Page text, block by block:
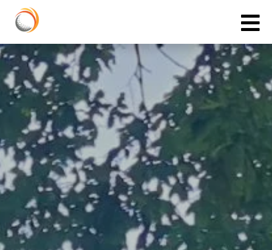
Cookies management panel